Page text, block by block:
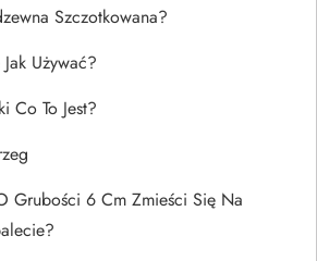
Szczotkowana?
Używać?
Co To Jest?
Grubości 6 Cm Zmieści Się Na